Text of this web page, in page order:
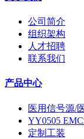
公司简介
组织架构
人才招聘
联系我们
产品中心
医用信号源/
YY0505
定制工装